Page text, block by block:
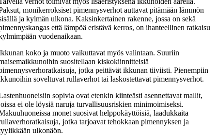
monikerroksiset pimennysverhot auttavat pitämään lämmön
ja kylmän ulkona. Kaksinkertainen rakenne, jossa on sekä
että lämpöä eristävä kerros, on ihanteellinen ratkaisu
vuodenaikaan.
koko ja muoto vaikuttavat myös valintaan. Suuriin
suositellaan kiskokiinnitteisiä
jotka peittävät ikkunan tiiviisti. Pienempiin
soveltuvat rullaverhot tai laskostettavat pimennysverhot.
sopivia ovat etenkin kiinteästi asennettavat mallit,
ei ole löysiä naruja turvallisuusriskien minimoimiseksi.
monet suosivat helppokäyttöisiä, laadukkaita
jotka tarjoavat tehokkaan pimennyksen ja
ulkonäön.